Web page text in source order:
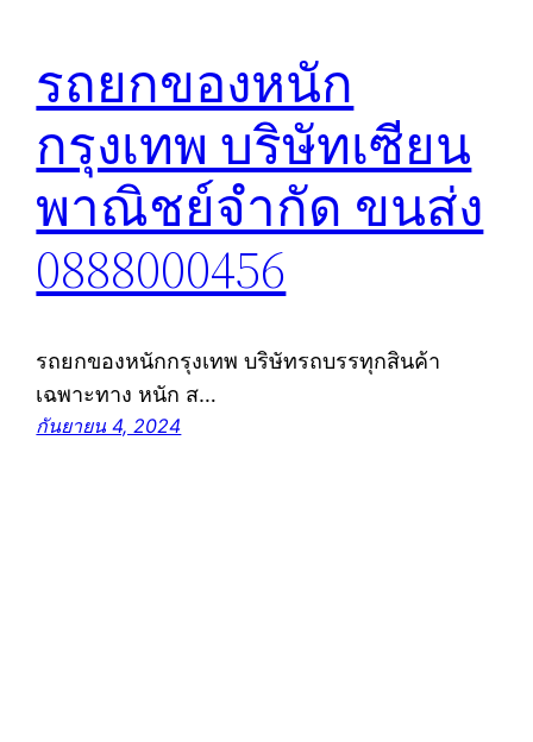
รถยกของหนัก
กรุงเทพ บริษัทเซียน
พาณิชย์จำกัด ขนส่ง
0888000456
รถยกของหนักกรุงเทพ บริษัทรถบรรทุกสินค้า
เฉพาะทาง หนัก ส…
กันยายน 4, 2024